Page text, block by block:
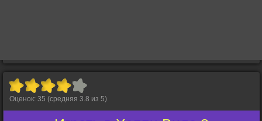
Оценок: 35 (средняя 3.8 из 5)